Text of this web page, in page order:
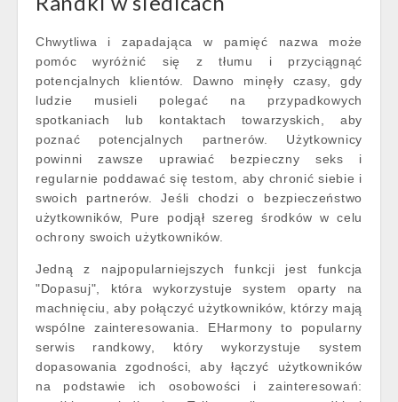
Chwytliwa i zapadająca w pamięć nazwa może
pomóc wyróżnić się z tłumu i przyciągnąć
potencjalnych klientów. Dawno minęły czasy, gdy
ludzie musieli polegać na przypadkowych
spotkaniach lub kontaktach towarzyskich, aby
poznać potencjalnych partnerów. Użytkownicy
powinni zawsze uprawiać bezpieczny seks i
regularnie poddawać się testom, aby chronić siebie i
swoich partnerów. Jeśli chodzi o bezpieczeństwo
użytkowników, Pure podjął szereg środków w celu
ochrony swoich użytkowników.
Jedną z najpopularniejszych funkcji jest funkcja
"Dopasuj", która wykorzystuje system oparty na
machnięciu, aby połączyć użytkowników, którzy mają
wspólne zainteresowania. EHarmony to popularny
serwis randkowy, który wykorzystuje system
dopasowania zgodności, aby łączyć użytkowników
na podstawie ich osobowości i zainteresowań: